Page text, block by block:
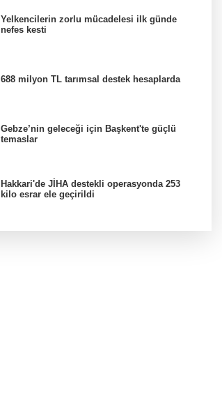
Yelkencilerin zorlu mücadelesi ilk günde
nefes kesti
688 milyon TL tarımsal destek hesaplarda
Gebze’nin geleceği için Başkent'te güçlü
temaslar
Hakkari'de JİHA destekli operasyonda 253
kilo esrar ele geçirildi